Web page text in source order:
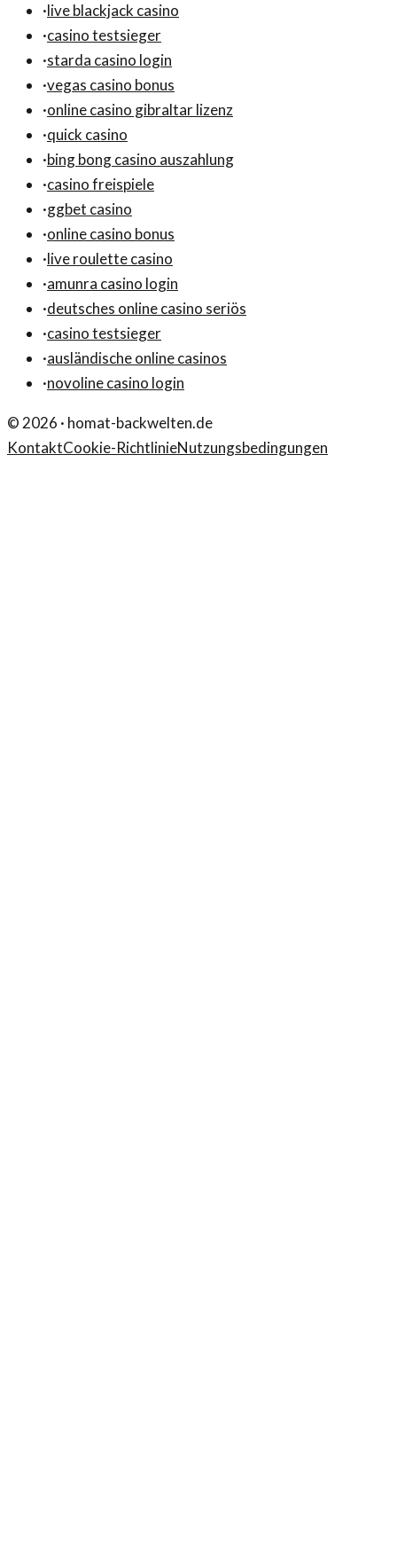
·live blackjack casino
·casino testsieger
·starda casino login
·vegas casino bonus
·online casino gibraltar lizenz
·quick casino
·bing bong casino auszahlung
·casino freispiele
·ggbet casino
·online casino bonus
·live roulette casino
·amunra casino login
·deutsches online casino seriös
·casino testsieger
·ausländische online casinos
·novoline casino login
©2026 · homat-backwelten.de
KontaktCookie-RichtlinieNutzungsbedingungen